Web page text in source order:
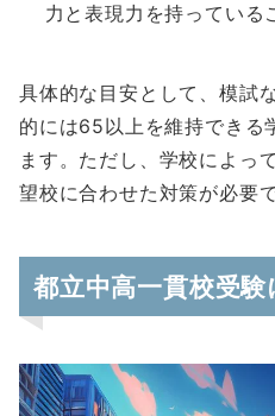
力と表現力を持っている
具体的な目安として、模試
的には65以上を維持できる
ます。ただし、学校によっ
望校に合わせた対策が必要で
都立中高一貫校受